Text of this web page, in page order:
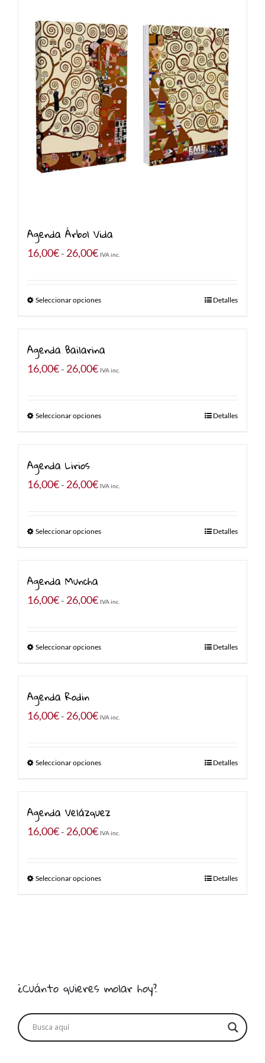
Agenda Árbol Vida
16,00€- 26,00€Rango
desde
26,00€
IVA inc.
Seleccionar opciones Detalles
Agenda Bailarina
16,00€- 26,00€Rango
desde
IVA inc.
Seleccionar opciones Detalles
Agenda Lirios
16,00€- 26,00€Rango
desde
IVA inc.
Seleccionar opciones Detalles
Agenda Muncha
16,00€- 26,00€Rango
desde
IVA inc.
Seleccionar opciones Detalles
Agenda Rodin
16,00€- 26,00€Rango
desde
26,00€
IVA inc.
Seleccionar opciones Detalles
Agenda Velázquez
16,00€- 26,00€Rango
desde
IVA inc.
Seleccionar opciones Detalles
¿Cuánto quieres molar hoy?